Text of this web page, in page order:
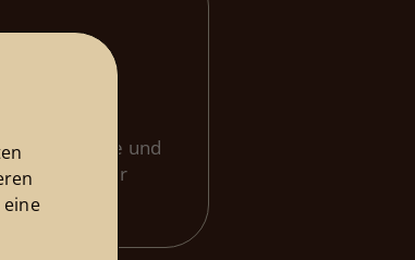
ehrliche und
sie weiter